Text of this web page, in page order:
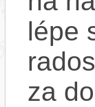
lépe
za